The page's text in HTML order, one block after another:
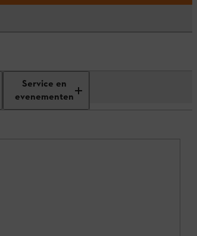
Service en
evenementen